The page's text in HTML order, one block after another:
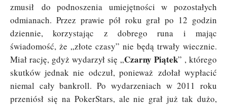
zmusił do podnoszenia umiejętności w pozostałych
odmianach. Przez prawie pół roku grał po 12 godzin
dziennie, korzystając z dobrego runa i mając
świadomość, że „złote czasy” nie będą trwały wiecznie.
Miał rację, gdyż wydarzył się „Czarny Piątek” , którego
skutków jednak nie odczuł, ponieważ zdołał wypłacić
niemal cały bankroll. Po wydarzeniach w 2011 roku
przeniósł się na PokerStars, ale nie grał już tak dużo,